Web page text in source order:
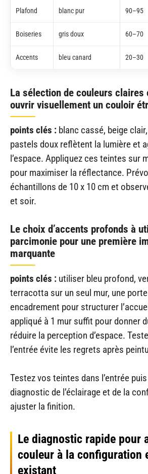
Plafond blanc pur 90–95
Boiseries gris doux 60–70
Accents bleu canard 20–30
La sélection de couleurs claires
ouvrir visuellement un couloir
points clés : blanc cassé, beige
pastels doux reflètent la lumière et
l’espace. Appliquez ces teintes sur
pour maximiser la réflectance.
échantillons de 10 x 10 cm et
et soir.
Le choix d’accents profonds à
parcimonie pour une première
marquante
points clés : utiliser bleu profond,
terracotta sur un seul mur, une
encadrement pour structurer
appliqué à 1 mur suffit pour donner
réduire la perception d’espace.
l’entrée évite les regrets après
Testez vos teintes dans l’entrée
diagnostic de l’éclairage et de la
ajuster la finition.
Le diagnostic rapide pour
couleur à la configuration
existant